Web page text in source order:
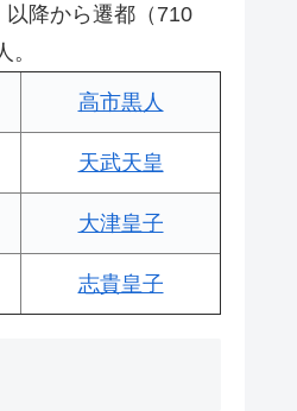
降から遷都（710
高市黒人
天武天皇
大津皇子
志貴皇子